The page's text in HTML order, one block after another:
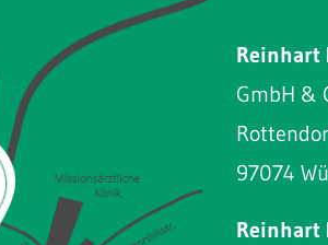
Reinhart
GmbH &
97074
Reinhart